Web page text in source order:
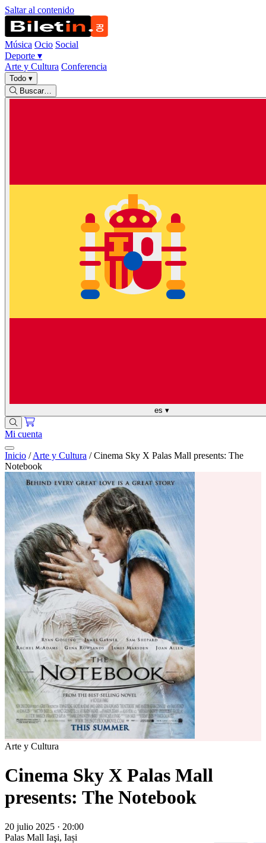
Saltar al contenido
Música Ocio Social
Deporte ▾
Arte y Cultura Conferencia
Todo ▾
Buscar…
es ▾
Mi cuenta
Inicio / Arte y Cultura / Cinema Sky X Palas Mall presents: The
Notebook
Arte y Cultura
Cinema Sky X Palas Mall
presents: The Notebook
20 julio 2025 · 20:00
Palas Mall Iaşi, Iași